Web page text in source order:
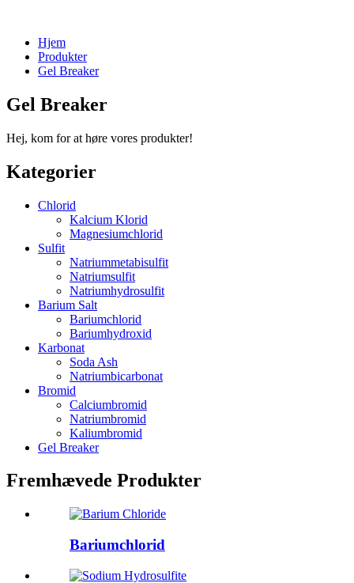
Hjem
Produkter
Gel Breaker
Gel Breaker
Hej, kom for at høre vores produkter!
Kategorier
Chlorid
Kalcium Klorid
Magnesiumchlorid
Sulfit
Natriummetabisulfit
Natriumsulfit
Natriumhydrosulfit
Barium Salt
Bariumchlorid
Bariumhydroxid
Karbonat
Soda Ash
Natriumbicarbonat
Bromid
Calciumbromid
Natriumbromid
Kaliumbromid
Gel Breaker
Fremhævede Produkter
Bariumchlorid